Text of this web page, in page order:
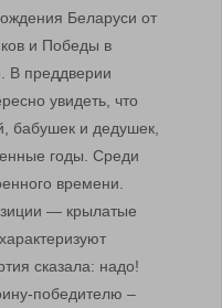
Беларуси от
и Победы в
В преддверии
увидеть, что
бабушек и дедушек,
годы. Среди
времени.
— крылатые
сказала: надо!
победителю –